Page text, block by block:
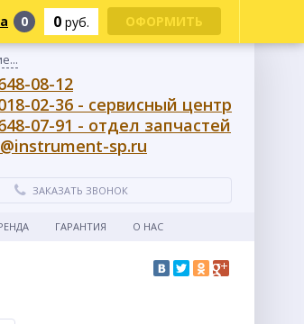
08-12
02-36 - сервисный центр
07-91 - отдел запчастей
sp.ru
ЗАКАЗАТЬ ЗВОНОК
ГАРАНТИЯ О НАС
0 0 руб. ОФОРМИТЬ